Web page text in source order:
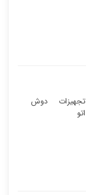
تجهیزات
اتو
دوش